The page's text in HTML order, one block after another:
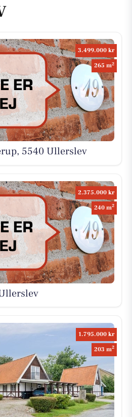
3.499.000 kr
265 m2
5540 Ullerslev
2.375.000 kr
240 m2
1.795.000 kr
203 m2